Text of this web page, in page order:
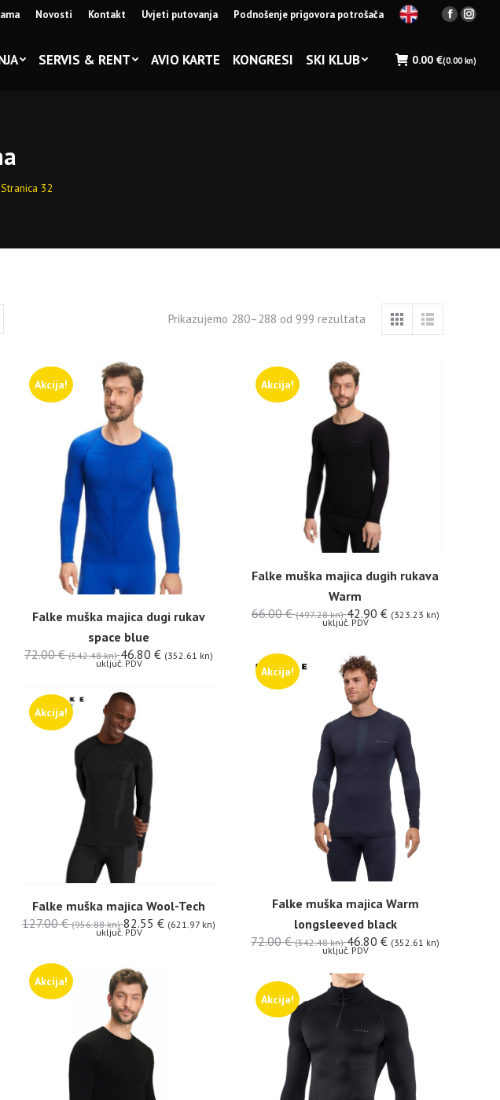
Novosti Kontakt Uvjeti putovanja Podnošenje prigovora potrošača
Facebook
in
in
SERVIS & RENT AVIO KARTE KONGRESI SKI KLUB 0.00 €(0.00 kn)
Stranica 32
Prikazujemo 280–288 od 999 rezultata
Akcija!
Falke muška majica dugi rukav
space blue
72.00€ (542.48 kn) 46.80 € (352.61 kn)
uključ. PDV
Akcija!
Falke muška majica dugih rukava
Warm
66.00€ (497.28 kn) 42.90 € (323.23 kn)
uključ. PDV
Akcija!
Falke muška majica Warm
longsleeved black
72.00€ (542.48 kn) 46.80 € (352.61 kn)
uključ. PDV
Akcija!
Falke muška majica Wool-Tech
127.00€ (956.88 kn) 82.55 € (621.97 kn)
uključ. PDV
Akcija!
Akcija!